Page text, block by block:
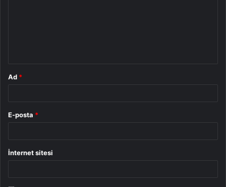
Ad *
E-posta *
İnternet sitesi